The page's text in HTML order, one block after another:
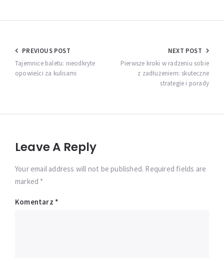
Nawigacja
wpisu
PREVIOUS POST
Tajemnice baletu: nieodkryte
opowieści za kulisami
NEXT POST
Pierwsze kroki w radzeniu sobie
z zadłużeniem: skuteczne
strategie i porady
Leave A Reply
Your email address will not be published. Required fields are
marked *
Komentarz *